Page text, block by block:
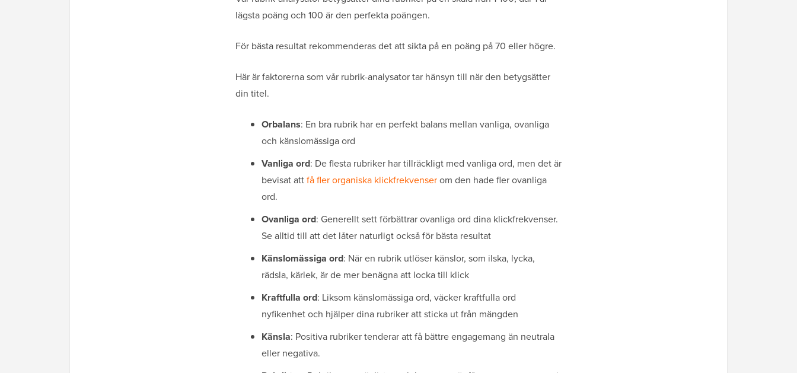
lägsta poäng och 100 är den perfekta poängen.
För bästa resultat rekommenderas det att sikta på en poäng på 70 eller högre.
Här är faktorerna som vår rubrik-analysator tar hänsyn till när den betygsätter
din titel.
Orbalans: En bra rubrik har en perfekt balans mellan vanliga, ovanliga
och känslomässiga ord
Vanliga ord: De flesta rubriker har tillräckligt med vanliga ord, men det är
bevisat attfå fler organiska klickfrekvenserom den hade fler ovanliga
ord.
Ovanliga ord: Generellt sett förbättrar ovanliga ord dina klickfrekvenser.
Se alltid till att det låter naturligt också för bästa resultat
Känslomässiga ord: När en rubrik utlöser känslor, som ilska, lycka,
rädsla, kärlek, är de mer benägna att locka till klick
Kraftfulla ord: Liksom känslomässiga ord, väcker kraftfulla ord
nyfikenhet och hjälper dina rubriker att sticka ut från mängden
Känsla: Positiva rubriker tenderar att få bättre engagemang än neutrala
eller negativa.